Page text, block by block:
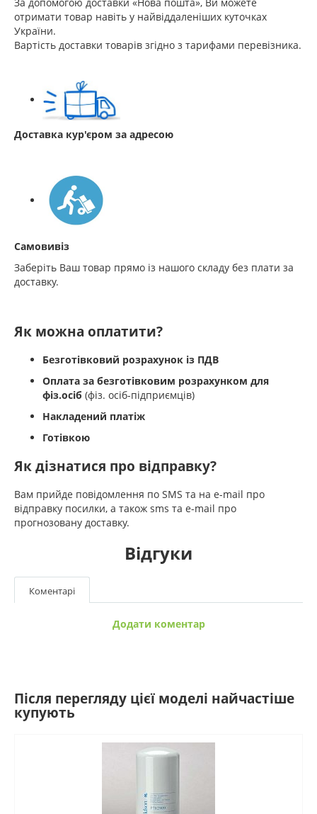
отримати товар навіть у найвіддаленіших куточках
України.
Вартість доставки товарів згідно з тарифами перевізника.
Доставка кур'єром за адресою
Самовивіз
Заберіть Ваш товар прямо із нашого складу без плати за
доставку.
Як можна оплатити?
Безготівковий розрахунок із ПДВ
Оплата за безготівковим розрахунком для
фіз.осіб (фіз. осіб-підприємців)
Накладений платіж
Готівкою
Як дізнатися про відправку?
Вам прийде повідомлення по SMS та на e-mail про
відправку посилки, а також sms та e-mail про
прогнозовану доставку.
Відгуки
Коментарі
Додати коментар
Після перегляду цієї моделі найчастіше
купують